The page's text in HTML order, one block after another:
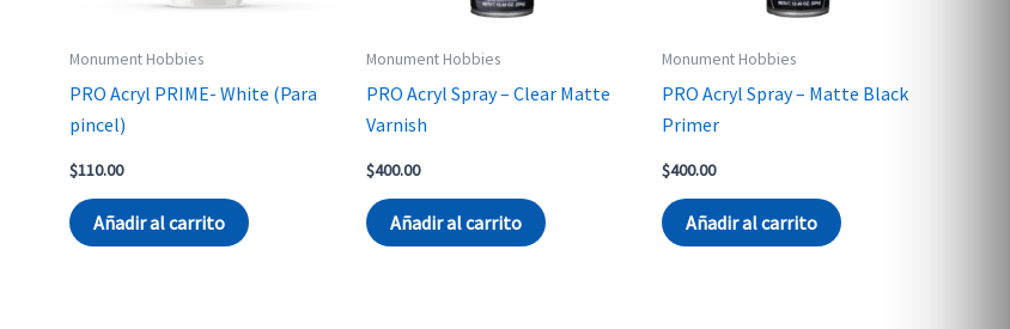
Monument Hobbies
PRO Acryl PRIME- White (Para
pincel)
$110.00
Añadir al carrito
Monument Hobbies
PRO Acryl Spray – Clear Matte
Varnish
$400.00
Añadir al carrito
Monument Hobbies
PRO Acryl Spray – Matte Black
Primer
$400.00
Añadir al carrito